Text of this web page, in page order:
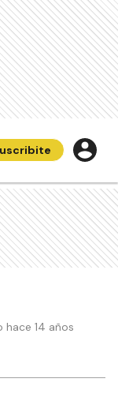
hace 14 años